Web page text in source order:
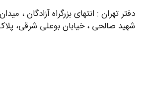
دفتر تهران : انتهای بزرگراه آزادگان ،
شهید صالحی ، خیابان بوعلی شرقی، پلاک